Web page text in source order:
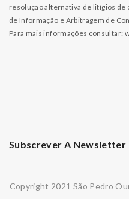
resolução alternativa de litígios de
de Informação e Arbitragem de
Para mais informações consultar:
Subscrever A Newsletter
Copyright 2021 São Pedro